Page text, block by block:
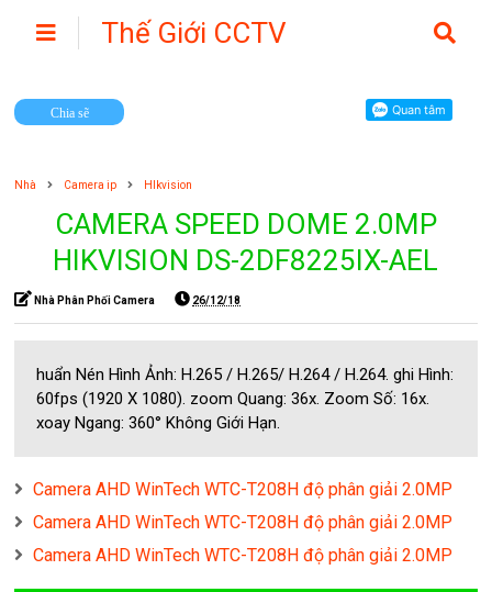
Thế Giới CCTV
Chia sẽ
Nhà Camera ip HIkvision
CAMERA SPEED DOME 2.0MP
HIKVISION DS-2DF8225IX-AEL
Nhà Phân Phối Camera 26/12/18
huẩn Nén Hình Ảnh: H.265 / H.265/ H.264 / H.264. ghi Hình:
60fps (1920 X 1080). zoom Quang: 36x. Zoom Số: 16x.
xoay Ngang: 360° Không Giới Hạn.
Camera AHD WinTech WTC-T208H độ phân giải 2.0MP
Camera AHD WinTech WTC-T208H độ phân giải 2.0MP
Camera AHD WinTech WTC-T208H độ phân giải 2.0MP